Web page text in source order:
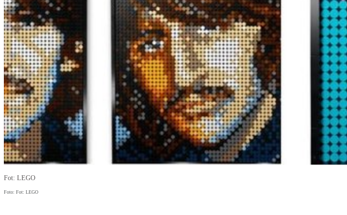
Fot: LEGO
Foto: Fot: LEGO